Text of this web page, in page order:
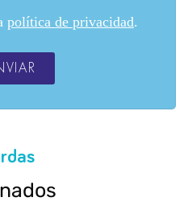
política de privacidad.